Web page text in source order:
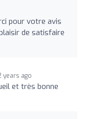
pour votre avis
de satisfaire
years ago
et très bonne